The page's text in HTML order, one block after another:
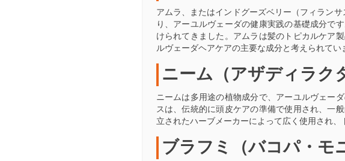
アムラ、またはインドグーズベリー（フィラン
り、アーユルヴェーダの健康実践の基礎成分で
けられてきました。アムラは髪のトピカルケア
ルヴェーダヘアケアの主要な成分と考えられてい
ニーム（アザディラク
ニームは多用途の植物成分で、アーユルヴェー
スは、伝統的に頭皮ケアの準備で使用され、一
立されたハーブメーカーによって広く使用され
ブラフミ（バコパ・モ